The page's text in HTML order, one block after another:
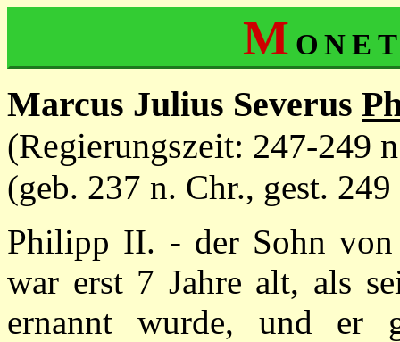
M
Marcus Julius Severus
(Regierungszeit: 247-249
(geb. 237 n. Chr., gest.
Philipp II. - der Sohn
war erst 7 Jahre alt, als
ernannt wurde, und er